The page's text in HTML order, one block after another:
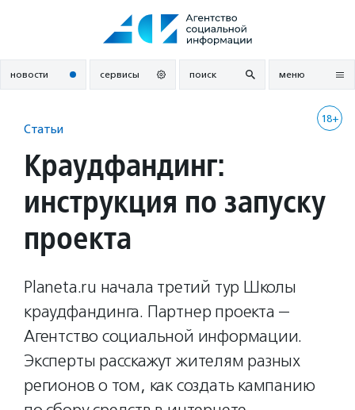
новости сервисы поиск меню
18+
Статьи
Краудфандинг:
инструкция по запуску
проекта
Planeta.ru начала третий тур Школы
краудфандинга. Партнер проекта —
Агентство социальной информации.
Эксперты расскажут жителям разных
регионов о том, как создать кампанию